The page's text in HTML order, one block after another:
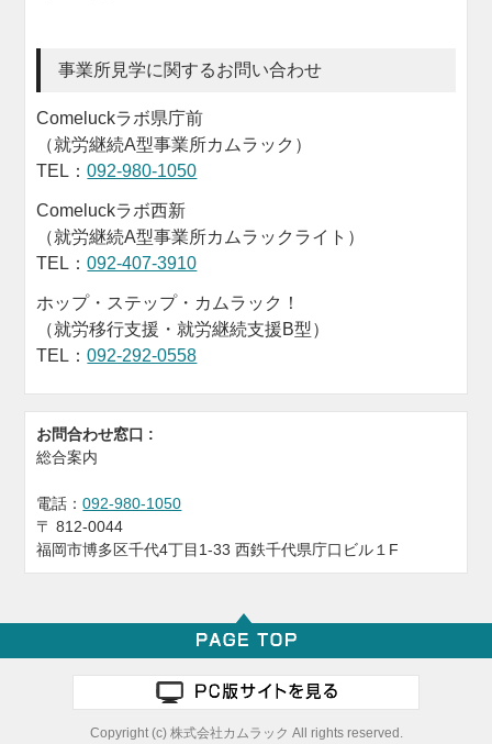
事業所見学に関するお問い合わせ
Comeluckラボ県庁前
（就労継続A型事業所カムラック）
TEL：092-980-1050
Comeluckラボ西新
（就労継続A型事業所カムラックライト）
TEL：092-407-3910
ホップ・ステップ・カムラック！
（就労移行支援・就労継続支援B型）
TEL：092-292-0558
お問合わせ窓口 :
総合案内
電話：092-980-1050
〒812-0044
福岡市博多区千代4丁目1-33 西鉄千代県庁口ビル１F
Copyright (c) 株式会社カムラック All rights reserved.